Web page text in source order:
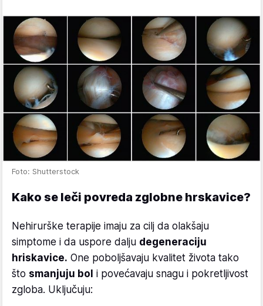
Foto: Shutterstock
Kako se leči povreda zglobne hrskavice?
Nehirurške terapije imaju za cilj da olakšaju
simptome i da uspore dalju degeneraciju
hriskavice. One poboljšavaju kvalitet života tako
što smanjuju bol i povećavaju snagu i pokretljivost
zgloba. Uključuju: